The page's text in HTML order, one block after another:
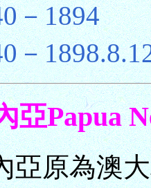
－1894
－
亞Papua
亞原為澳